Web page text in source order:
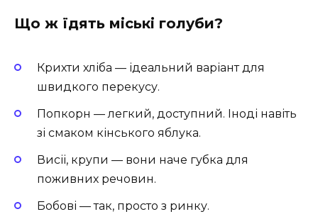
Що ж їдять міські голуби?
Крихти хліба — ідеальний варіант для
швидкого перекусу.
Попкорн — легкий, доступний. Іноді навіть
зі смаком кінського яблука.
Висіі, крупи — вони наче губка для
поживних речовин.
Бобові — так, просто з ринку.